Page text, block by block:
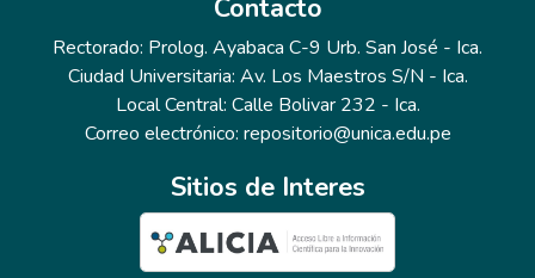
Contacto
Rectorado: Prolog. Ayabaca C-9 Urb. San José - Ica.
Ciudad Universitaria: Av. Los Maestros S/N - Ica.
Local Central: Calle Bolivar 232 - Ica.
Correo electrónico: repositorio@unica.edu.pe
Sitios de Interes